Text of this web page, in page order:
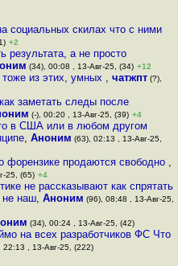
социальных скилах что с ними
+2
результата, а не просто
(34), 00:08 , 13-Авг-25, (34) +12
из этих, умных , чатжпт(?),
заметать следы после
(-), 00:20 , 13-Авг-25, (39) +4
в США или в любом другом
, Аноним (63), 02:13 , 13-Авг-25,
форензике продаются свободно ,
25, (65) +4
не рассказывают как спрятать
не наш,Аноним (96), 08:48 , 13-Авг-25,
(34), 00:24 , 13-Авг-25, (42)
на всех разработчиков ФС Что
22:13 , 13-Авг-25, (222)